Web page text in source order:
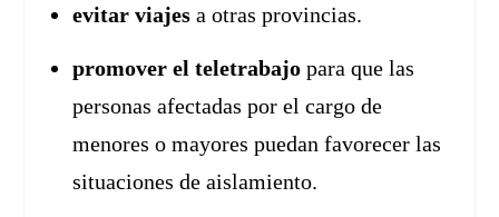
evitar viajes a otras provincias.
promover el teletrabajo para que las
personas afectadas por el cargo de
menores o mayores puedan favorecer las
situaciones de aislamiento.